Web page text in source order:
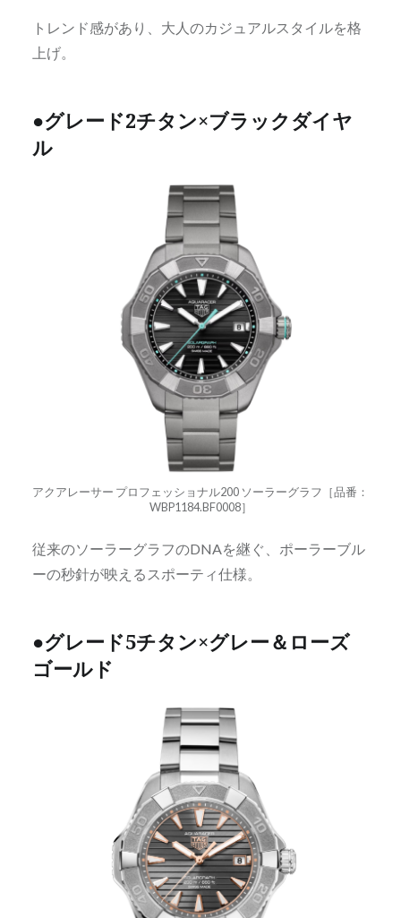
トレンド感があり、大人のカジュアルスタイルを格
上げ。
●グレード2チタン×ブラックダイヤ
ル
アクアレーサー プロフェッショナル200 ソーラーグラフ［品番：
WBP1184.BF0008］
従来のソーラーグラフのDNAを継ぐ、ポーラーブル
ーの秒針が映えるスポーティ仕様。
●グレード5チタン×グレー＆ローズ
ゴールド